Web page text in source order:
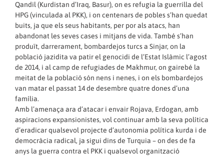
Qandil (Kurdistan d’Iraq, Basur), on es refugia la guerrilla del
HPG (vinculada al PKK), i on centenars de pobles s’han quedat
buits, ja que els seus habitants, per por als atacs, han
abandonat les seves cases i mitjans de vida. També s’han
produït, darrerament, bombardejos turcs a Sinjar, on la
població jazidita va patir el genocidi de l’Estat Islàmic l’agost
de 2014, i al camp de refugiades de Makhmur, on gairebé la
meitat de la població són nens i nenes, i on els bombardejos
van matar el passat 14 de desembre quatre dones d’una
família.
Amb l’amenaça ara d’atacar i envair Rojava, Erdogan, amb
aspiracions expansionistes, vol continuar amb la seva política
d’eradicar qualsevol projecte d’autonomia política kurda i de
democràcia radical, ja sigui dins de Turquia – on des de fa
anys la guerra contra el PKK i qualsevol organització